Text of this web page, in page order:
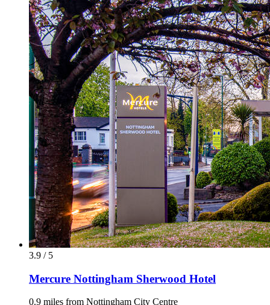
3.9 / 5
Mercure Nottingham Sherwood Hotel
0.9 miles from Nottingham City Centre